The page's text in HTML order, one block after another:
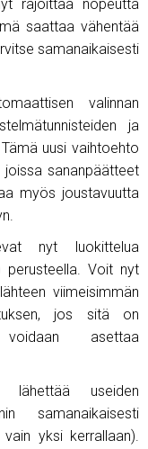
rajoittaa nopeutta
saattaa vähentää
samanaikaisesti
valinnan
ja
uusi vaihtoehto
sananpäätteet
myös joustavuutta
nyt luokittelua
perusteella. Voit nyt
viimeisimmän
jos sitä on
voidaan asettaa
lähettää useiden
samanaikaisesti
yksi kerrallaan).